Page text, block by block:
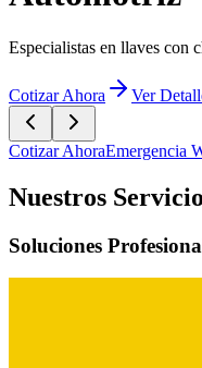
Cotizar AhoraEmergencia
Nuestros
Soluciones